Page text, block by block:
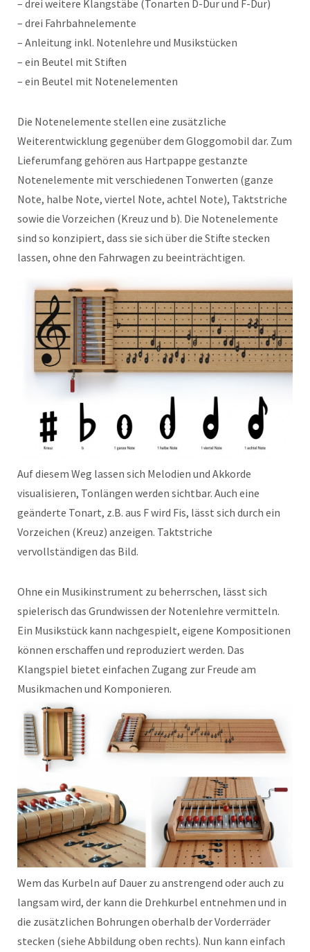
– drei weitere Klangstäbe (Tonarten D-Dur und F-Dur)
– drei Fahrbahnelemente
– Anleitung inkl. Notenlehre und Musikstücken
– ein Beutel mit Stiften
– ein Beutel mit Notenelementen
Die Notenelemente stellen eine zusätzliche
Weiterentwicklung gegenüber dem Gloggomobil dar. Zum
Lieferumfang gehören aus Hartpappe gestanzte
Notenelemente mit verschiedenen Tonwerten (ganze
Note, halbe Note, viertel Note, achtel Note), Taktstriche
sowie die Vorzeichen (Kreuz und b). Die Notenelemente
sind so konzipiert, dass sie sich über die Stifte stecken
lassen, ohne den Fahrwagen zu beeinträchtigen.
Auf diesem Weg lassen sich Melodien und Akkorde
visualisieren, Tonlängen werden sichtbar. Auch eine
geänderte Tonart, z.B. aus F wird Fis, lässt sich durch ein
Vorzeichen (Kreuz) anzeigen. Taktstriche
vervollständigen das Bild.
Ohne ein Musikinstrument zu beherrschen, lässt sich
spielerisch das Grundwissen der Notenlehre vermitteln.
Ein Musikstück kann nachgespielt, eigene Kompositionen
können erschaffen und reproduziert werden. Das
Klangspiel bietet einfachen Zugang zur Freude am
Musikmachen und Komponieren.
Wem das Kurbeln auf Dauer zu anstrengend oder auch zu
langsam wird, der kann die Drehkurbel entnehmen und in
die zusätzlichen Bohrungen oberhalb der Vorderräder
stecken (siehe Abbildung oben rechts). Nun kann einfach